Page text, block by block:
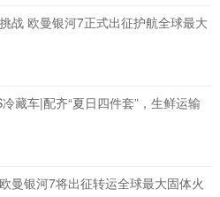
战 欧曼银河7正式出征护航全球最大
藏车|配齐“夏日四件套”，生鲜运输
曼银河7将出征转运全球最大固体火